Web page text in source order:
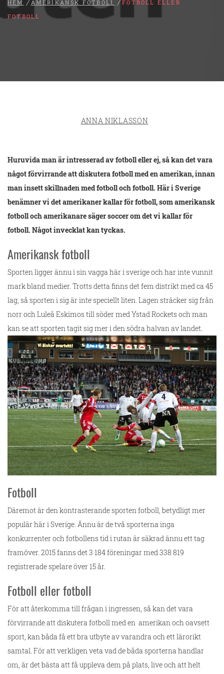
HEM AMERIKANSK FOTBOLL
FOTBOLL ELLER
FOTBOLL
ANNA NIKLASSON
Huruvida man är intresserad av fotboll eller ej, så kan det vara
något förvirrande att diskutera fotboll med en amerikan, innan
man insett skillnaden med fotboll och fotboll. Här i Sverige
benämner vi det amerikaner kallar för fotboll, som amerikansk
fotboll och amerikanare säger soccer om det vi kallar för
fotboll. Något invecklat kan tyckas.
Amerikansk fotboll
Sporten ligger ännu i sin vagga här i sverige och har inte vunnit
mark bland medier. Trotts detta finns det fem distrikt med ca 45
lag, så sporten i sig är inte speciellt liten. Lagen sträcker sig från
norr och Luleå Eskimos till söder med Ystad Rockets och man
kan se att sporten tagit sig mer i den södra halvan av landet.
Fotboll
Däremot är den kontrasterande sporten fotboll, betydligt mer
populär här i Sverige. Ännu är de två sporterna inga
konkurrenter och fotbollens tid i rutan är säkrad ännu ett tag
framöver. 2015 fanns det 3 184 föreningar med 338 819
registrerade spelare över 15 år.
Fotboll eller fotboll
För att återkomma till frågan i ingressen, så kan det vara
förvirrande att diskutera fotboll med en amerikan och oavsett
sport, kan båda få ett bra utbyte av varandra och ett lärorikt
samtal. För att verkligen veta vad de båda sporterna handlar
om, är det bästa att få uppleva dem på plats, live och att helt